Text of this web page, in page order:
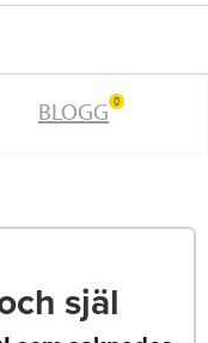
BLOGG 0
själ